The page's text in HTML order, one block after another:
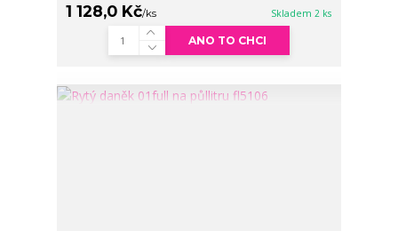
1 128,0 Kč/ks Skladem 2 ks
ANO TO CHCI